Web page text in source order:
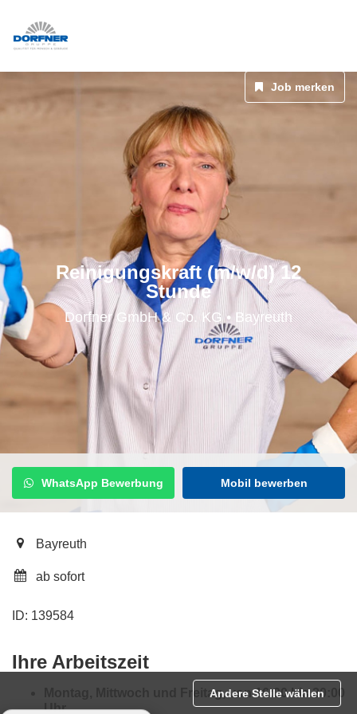
Reinigungskraft (m/w/d) 12
Stunde
Dorfner GmbH & Co. KG • Bayreuth
Job merken
WhatsApp Bewerbung Mobil bewerben
Bayreuth
ab sofort
ID: 139584
Ihre Arbeitszeit
Montag, Mittwoch und Freitag, von 16:00 bis 20:00
Uhr
Andere Stelle wählen